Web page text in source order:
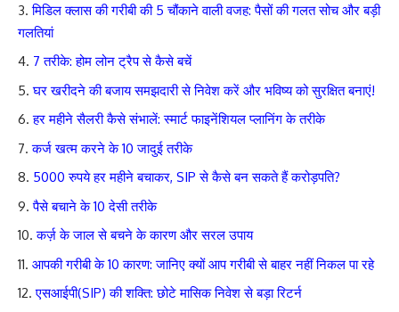
मिडिल क्लास की गरीबी की 5 चौंकाने वाली वजह: पैसों की गलत सोच और बड़ी
गलतियां
7 तरीके: होम लोन ट्रैप से कैसे बचें
घर खरीदने की बजाय समझदारी से निवेश करें और भविष्य को सुरक्षित बनाएं!
हर महीने सैलरी कैसे संभालें: स्मार्ट फाइनेंशियल प्लानिंग के तरीके
कर्ज खत्म करने के 10 जादुई तरीके
5000 रुपये हर महीने बचाकर, SIP से कैसे बन सकते हैं करोड़पति?
पैसे बचाने के 10 देसी तरीके
कर्ज़ के जाल से बचने के कारण और सरल उपाय
आपकी गरीबी के 10 कारण: जानिए क्यों आप गरीबी से बाहर नहीं निकल पा रहे
एसआईपी(SIP) की शक्ति: छोटे मासिक निवेश से बड़ा रिटर्न